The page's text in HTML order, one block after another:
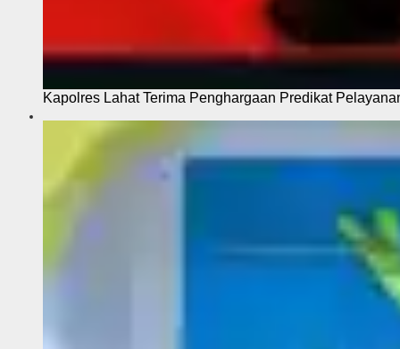
Kapolres Lahat Terima Penghargaan Predikat